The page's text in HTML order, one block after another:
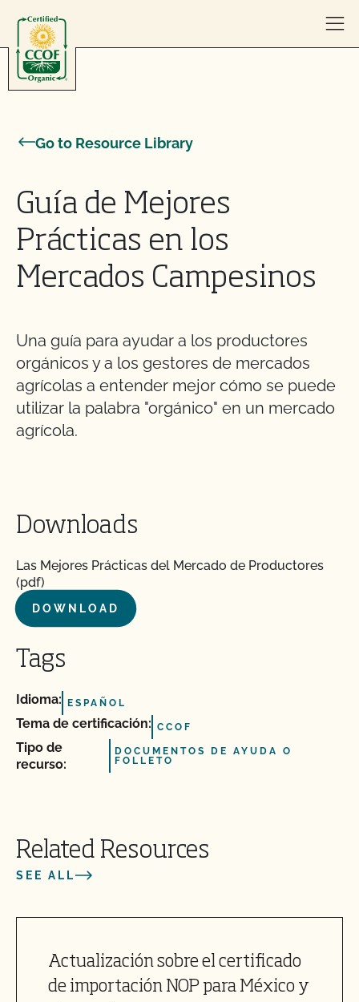
Go to Resource Library
Guía de Mejores
Prácticas en los
Mercados Campesinos
Una guía para ayudar a los productores
orgánicos y a los gestores de mercados
agrícolas a entender mejor cómo se puede
utilizar la palabra "orgánico" en un mercado
agrícola.
Downloads
Las Mejores Prácticas del Mercado de Productores
(pdf)
DOWNLOAD
Tags
Idioma: ESPAÑOL
Tema de certificación: CCOF
Tipo de
recurso:
DOCUMENTOS DE AYUDA O
FOLLETO
Related Resources
SEE ALL
Actualización sobre el certificado
de importación NOP para México y